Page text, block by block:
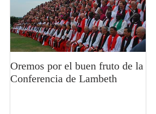
Oremos por el buen fruto de la
Conferencia de Lambeth